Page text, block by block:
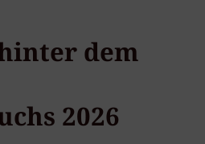
dem
2026